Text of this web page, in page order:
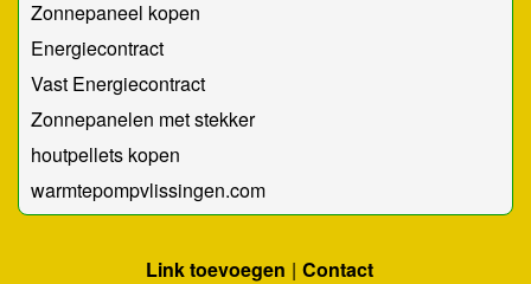
Zonnepaneel kopen
Energiecontract
Vast Energiecontract
Zonnepanelen met stekker
houtpellets kopen
warmtepompvlissingen.com
Link toevoegen Contact